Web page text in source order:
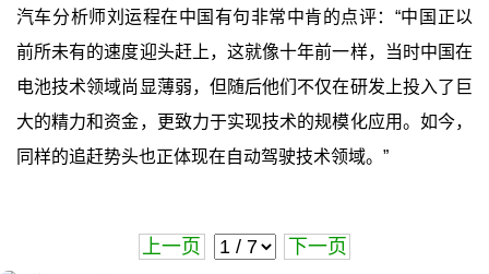
汽车分析师刘运程在中国有句非常中肯的点评：“中国正以
前所未有的速度迎头赶上，这就像十年前一样，当时中国在
电池技术领域尚显薄弱，但随后他们不仅在研发上投入了巨
大的精力和资金，更致力于实现技术的规模化应用。如今，
同样的追赶势头也正体现在自动驾驶技术领域。”
上一页 下一页